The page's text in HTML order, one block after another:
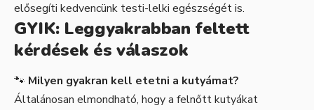
elősegíti kedvencünk testi-lelki egészségét is.
GYIK: Leggyakrabban feltett
kérdések és válaszok
🐾 Milyen gyakran kell etetni a kutyámat?
Általánosan elmondható, hogy a felnőtt kutyákat